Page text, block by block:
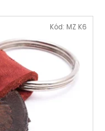
Kód: MZ K6